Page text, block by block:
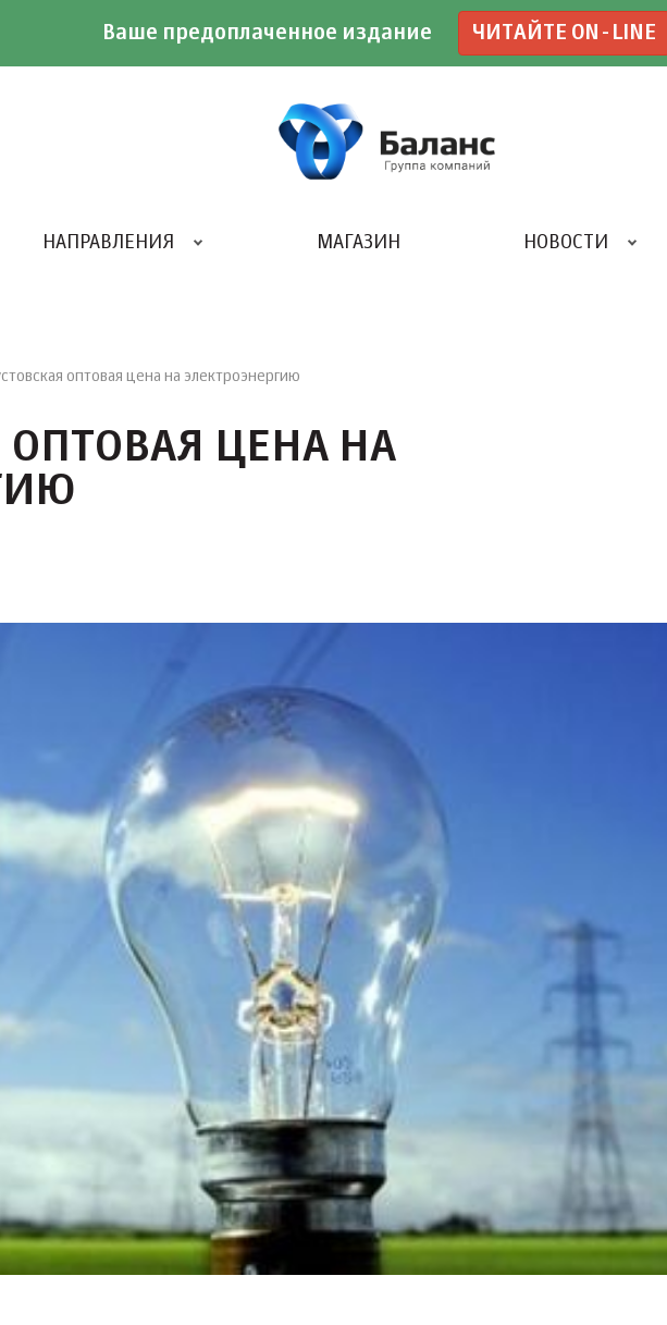
Ваше предоплаченное издание ЧИТАЙТЕ ON-LINE
НАПРАВЛЕНИЯ МАГАЗИН НОВОСТИ
оптовая цена на электроэнергию
ОПТОВАЯ ЦЕНА НА